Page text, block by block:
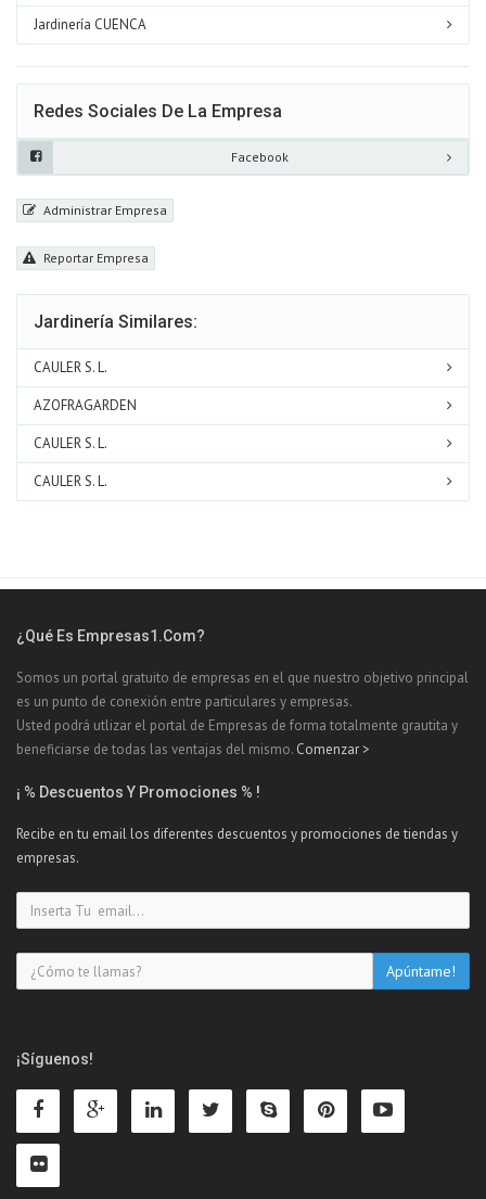
Jardinería CUENCA
Redes Sociales De La Empresa
Facebook
Administrar Empresa
Reportar Empresa
Jardinería Similares:
CAULER S. L.
AZOFRAGARDEN
CAULER S. L.
CAULER S. L.
¿Qué Es Empresas1.com?
Somos un portal gratuito de empresas en el que nuestro objetivo principal
es un punto de conexión entre particulares y empresas.
Usted podrá utlizar el portal de Empresas de forma totalmente grautita y
beneficiarse de todas las ventajas del mismo. Comenzar >
¡ % Descuentos Y Promociones % !
Recibe en tu email los diferentes descuentos y promociones de tiendas y
empresas.
¡Síguenos!